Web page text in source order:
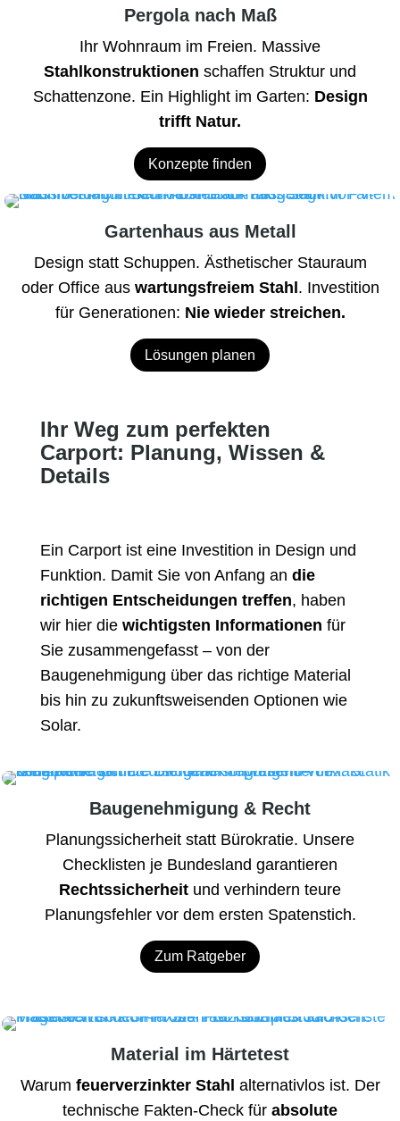
Pergola nach Maß
Ihr Wohnraum im Freien. Massive
Stahlkonstruktionen schaffen Struktur und
Schattenzone. Ein Highlight im Garten: Design
trifft Natur.
Konzepte finden
Gartenhaus aus Metall
Design statt Schuppen. Ästhetischer Stauraum
oder Office aus wartungsfreiem Stahl . Investition
für Generationen: Nie wieder streichen.
Lösungen planen
Ihr Weg zum perfekten
Carport: Planung, Wissen &
Details
Ein Carport ist eine Investition in Design und
Funktion. Damit Sie von Anfang an die
richtigen Entscheidungen treffen, haben
wir hier die wichtigsten Informationen für
Sie zusammengefasst – von der
Baugenehmigung über das richtige Material
bis hin zu zukunftsweisenden Optionen wie
Solar.
Baugenehmigung & Recht
Planungssicherheit statt Bürokratie. Unsere
Checklisten je Bundesland garantieren
Rechtssicherheit und verhindern teure
Planungsfehler vor dem ersten Spatenstich.
Zum Ratgeber
Material im Härtetest
Warum feuerverzinkter Stahl alternativlos ist. Der
technische Fakten-Check für absolute